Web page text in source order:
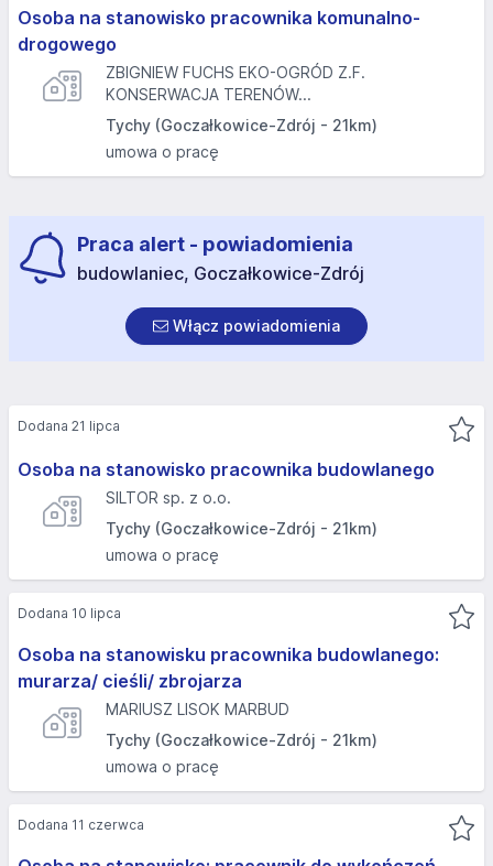
Osoba na stanowisko pracownika komunalno-
drogowego
ZBIGNIEW FUCHS EKO-OGRÓD Z.F.
KONSERWACJA TERENÓW...
Tychy (Goczałkowice-Zdrój - 21km)
umowa o pracę
Praca alert - powiadomienia
budowlaniec, Goczałkowice-Zdrój
Włącz powiadomienia
Osoba na stanowisko pracownika budowlanego
SILTOR sp. z o.o.
Tychy (Goczałkowice-Zdrój - 21km)
umowa o pracę
Dodana 21 lipca
Osoba na stanowisku pracownika budowlanego:
murarza/ cieśli/ zbrojarza
MARIUSZ LISOK MARBUD
Tychy (Goczałkowice-Zdrój - 21km)
umowa o pracę
Dodana 10 lipca
Dodana 11 czerwca